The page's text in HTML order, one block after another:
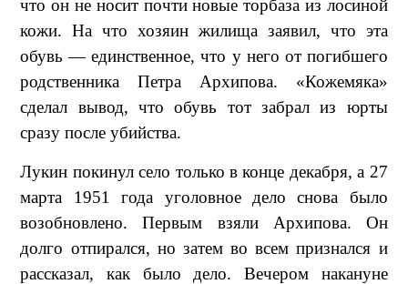
что он не носит почти новые торбаза из лосиной
кожи. На что хозяин жилища заявил, что эта
обувь — единственное, что у него от погибшего
родственника Петра Архипова. «Кожемяка»
сделал вывод, что обувь тот забрал из юрты
сразу после убийства.
Лукин покинул село только в конце декабря, а 27
марта 1951 года уголовное дело снова было
возобновлено. Первым взяли Архипова. Он
долго отпирался, но затем во всем признался и
рассказал, как было дело. Вечером накануне